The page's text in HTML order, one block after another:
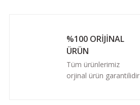
%100 ORİJİNAL
ÜRÜN
Tüm ürünlerimiz
orjinal ürün garantilidir